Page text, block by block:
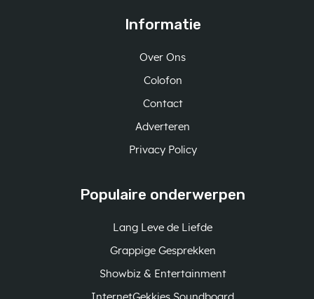
Informatie
Over Ons
Colofon
Contact
Adverteren
Privacy Policy
Populaire onderwerpen
Lang Leve de Liefde
Grappige Gesprekken
Showbiz & Entertainment